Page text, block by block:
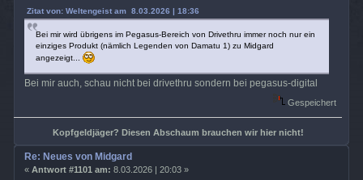
Zitat von: Weltengeist am 8.03.2026 | 18:36
Bei mir wird übrigens im Pegasus-Bereich von Drivethru immer noch nur ein
einziges Produkt (nämlich Legenden von Damatu 1) zu Midgard
angezeigt...
Bei mir auch, schau nicht bei drivethru sondern bei pegasus-digital
Gespeichert
Kopfgeldjäger? Diesen Abschaum brauchen wir hier nicht!
Re: Neues von Midgard
« Antwort #1101 am: 8.03.2026 | 20:03 »